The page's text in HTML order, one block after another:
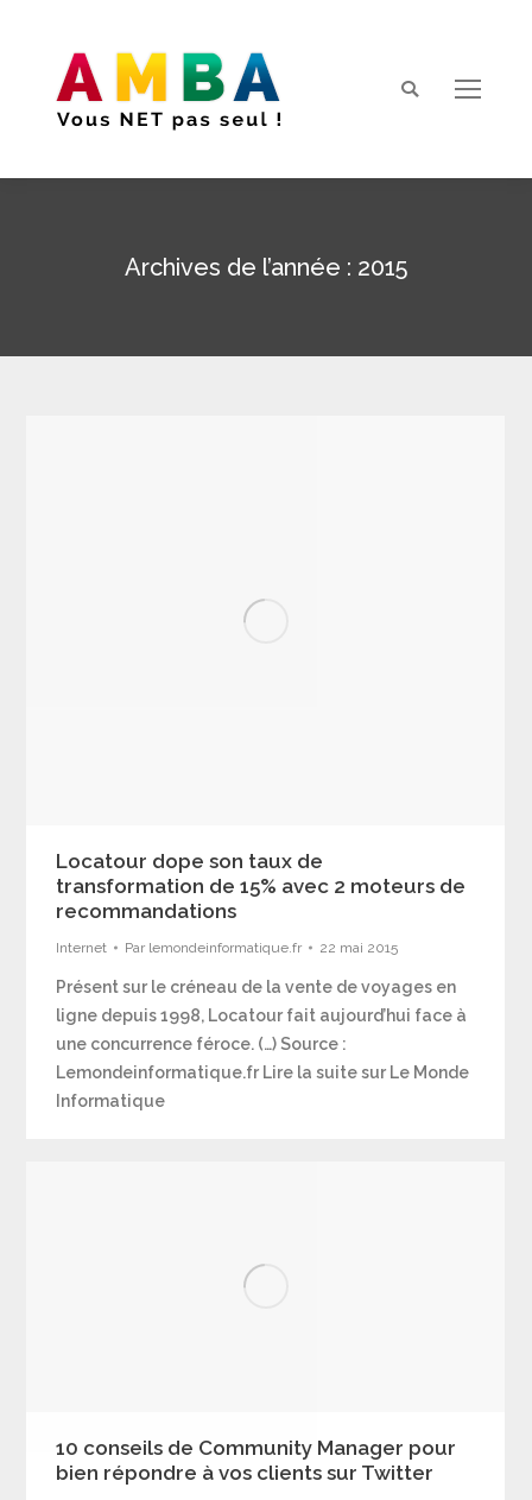
Search:
Archives de l’année : 2015
Locatour dope son taux de
transformation de 15% avec 2 moteurs de
recommandations
Internet Par lemondeinformatique.fr 22 mai 2015
Présent sur le créneau de la vente de voyages en
ligne depuis 1998, Locatour fait aujourd’hui face à
une concurrence féroce. (…) Source :
Lemondeinformatique.fr Lire la suite sur Le Monde
Informatique
10 conseils de Community Manager pour
bien répondre à vos clients sur Twitter